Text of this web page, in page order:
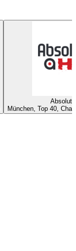
Absolut
München, Top 40,